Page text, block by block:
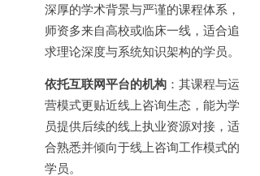
深厚的学术背景与严谨的课程体系，
师资多来自高校或临床一线，适合追
求理论深度与系统知识架构的学员。
依托互联网平台的机构 ：其课程与运
营模式更贴近线上咨询生态，能为学
员提供后续的线上执业资源对接，适
合熟悉并倾向于线上咨询工作模式的
学员。